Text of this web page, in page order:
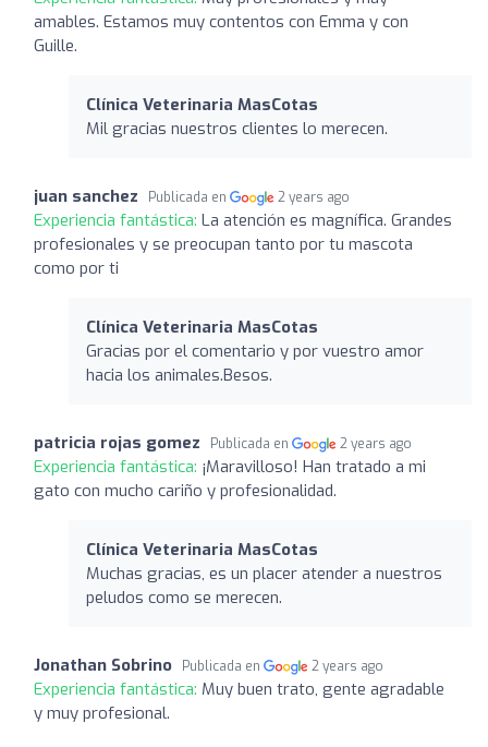
amables. Estamos muy contentos con Emma y con
Guille.
Clínica Veterinaria MasCotas
Mil gracias nuestros clientes lo merecen.
juan sanchez Publicada en 2 years ago
Experiencia fantástica: La atención es magnífica. Grandes
profesionales y se preocupan tanto por tu mascota
como por ti
Clínica Veterinaria MasCotas
Gracias por el comentario y por vuestro amor
hacia los animales.Besos.
patricia rojas gomez Publicada en 2 years ago
Experiencia fantástica: ¡Maravilloso! Han tratado a mi
gato con mucho cariño y profesionalidad.
Clínica Veterinaria MasCotas
Muchas gracias, es un placer atender a nuestros
peludos como se merecen.
Jonathan Sobrino Publicada en 2 years ago
Experiencia fantástica: Muy buen trato, gente agradable
y muy profesional.